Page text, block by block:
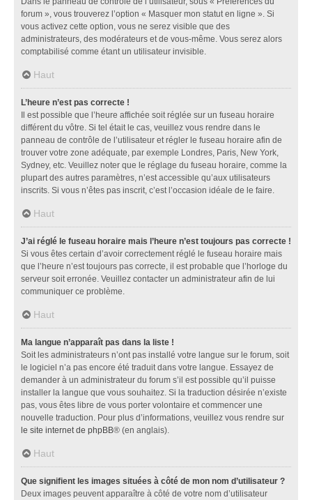
forum », vous trouverez l’option « Masquer mon statut en ligne ». Si
vous activez cette option, vous ne serez visible que des
administrateurs, des modérateurs et de vous-même. Vous serez alors
comptabilisé comme étant un utilisateur invisible.
Haut
L’heure n’est pas correcte !
Il est possible que l’heure affichée soit réglée sur un fuseau horaire
différent du vôtre. Si tel était le cas, veuillez vous rendre dans le
panneau de contrôle de l’utilisateur et régler le fuseau horaire afin de
trouver votre zone adéquate, par exemple Londres, Paris, New York,
Sydney, etc. Veuillez noter que le réglage du fuseau horaire, comme la
plupart des autres paramètres, n’est accessible qu’aux utilisateurs
inscrits. Si vous n’êtes pas inscrit, c’est l’occasion idéale de le faire.
Haut
J’ai réglé le fuseau horaire mais l’heure n’est toujours pas correcte !
Si vous êtes certain d’avoir correctement réglé le fuseau horaire mais
que l’heure n’est toujours pas correcte, il est probable que l’horloge du
serveur soit erronée. Veuillez contacter un administrateur afin de lui
communiquer ce problème.
Haut
Ma langue n’apparaît pas dans la liste !
Soit les administrateurs n’ont pas installé votre langue sur le forum, soit
le logiciel n’a pas encore été traduit dans votre langue. Essayez de
demander à un administrateur du forum s’il est possible qu’il puisse
installer la langue que vous souhaitez. Si la traduction désirée n’existe
pas, vous êtes libre de vous porter volontaire et commencer une
nouvelle traduction. Pour plus d’informations, veuillez vous rendre sur
le site internet de phpBB® (en anglais).
Haut
Que signifient les images situées à côté de mon nom d’utilisateur ?
Deux images peuvent apparaître à côté de votre nom d’utilisateur